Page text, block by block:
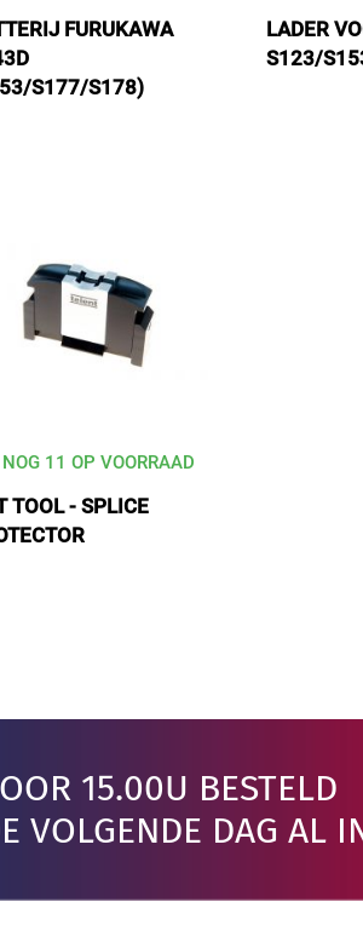
FURUKAWA
S177/S178)
LADER
S123/
NOG 11 OP VOORRAAD
TOOL - SPLICE
15.00U BESTELD
VOLGENDE DAG AL